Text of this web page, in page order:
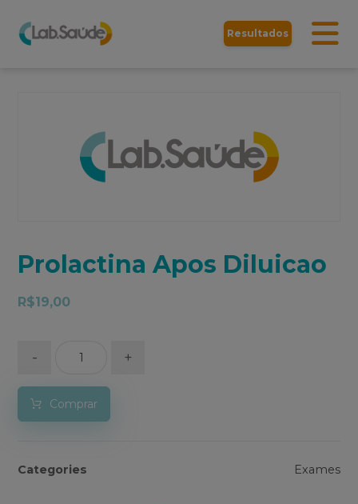
Resultados
Prolactina Apos Diluicao
R$19,00
- +
Comprar
Categories Exames